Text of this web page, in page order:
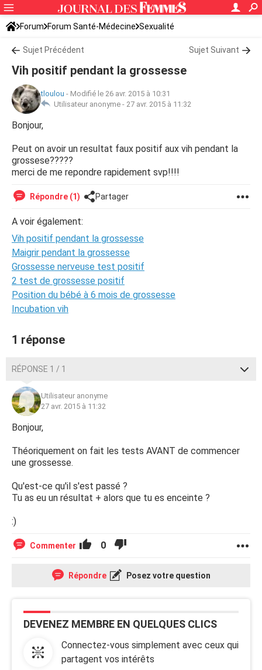
Forum Forum Santé-Médecine Sexualité
Sujet Précédent Sujet Suivant
Vih positif pendant la grossesse
tloulou - Modifié le 26 avr. 2015 à 10:31
Utilisateur anonyme - 27 avr. 2015 à 11:32
Bonjour,
Peut on avoir un resultat faux positif aux vih pendant la
grossese?????
merci de me repondre rapidement svp!!!!
Répondre (1) Partager
A voir également:
Vih positif pendant la grossesse
Maigrir pendant la grossesse
Grossesse nerveuse test positif
2 test de grossesse positif
Position du bébé à 6 mois de grossesse
Incubation vih
1 réponse
RÉPONSE 1 / 1
Utilisateur anonyme
27 avr. 2015 à 11:32
Bonjour,
Théoriquement on fait les tests AVANT de commencer
une grossesse.
Qu'est-ce qu'il s'est passé ?
Tu as eu un résultat + alors que tu es enceinte ?
:)
Commenter 0
Répondre Posez votre question
DEVENEZ MEMBRE EN QUELQUES CLICS
Connectez-vous simplement avec ceux qui
partagent vos intérêts